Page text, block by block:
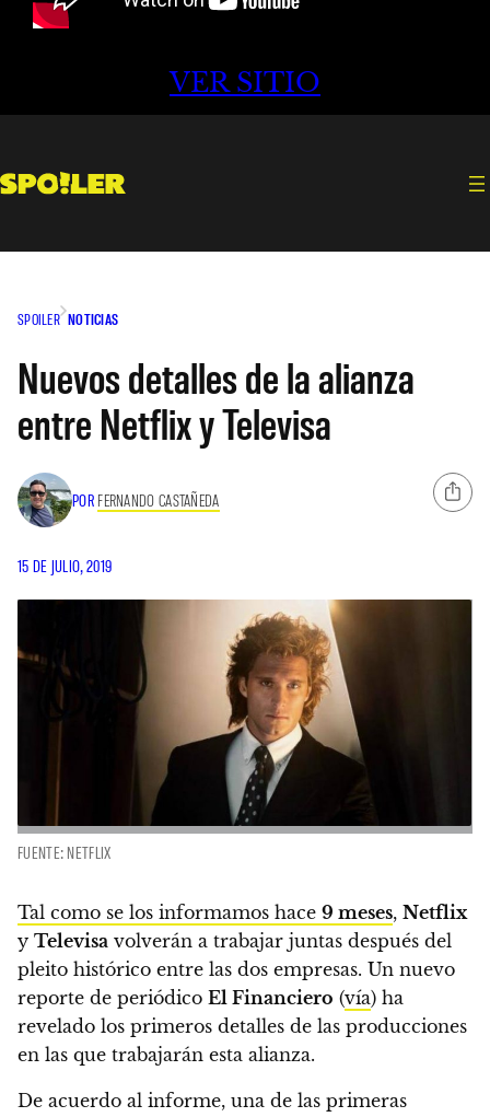
VER SITIO
SPOILER NOTICIAS
Nuevos detalles de la alianza
entre Netflix y Televisa
POR FERNANDO CASTAÑEDA
15 DE JULIO, 2019
FUENTE: NETFLIX
Tal como se los informamos hace 9 meses, Netflix
y Televisa volverán a trabajar juntas después del
pleito histórico entre las dos empresas. Un nuevo
reporte de periódico El Financiero (vía) ha
revelado los primeros detalles de las producciones
en las que trabajarán esta alianza.
De acuerdo al informe, una de las primeras